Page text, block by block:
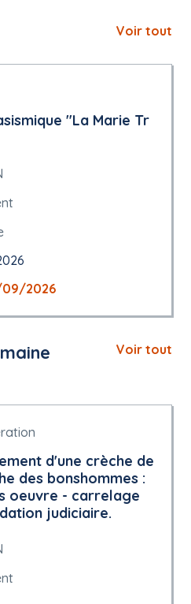
Voir tout
"La Marie Tr
09/2026
Voir tout
d'une crèche de
des bonshommes :
oeuvre - carrelage
judiciaire.